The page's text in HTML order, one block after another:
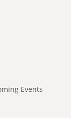
Events